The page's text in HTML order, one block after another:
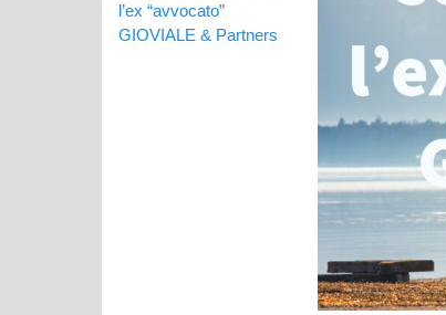
l’ex “avvocato”
GIOVIALE & Partners